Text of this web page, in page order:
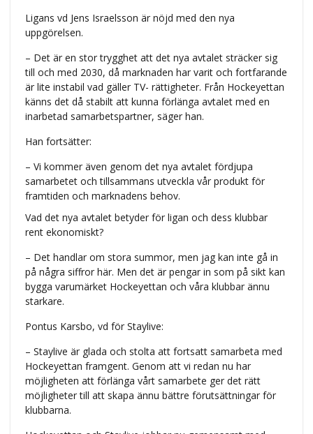
Ligans vd Jens Israelsson är nöjd med den nya
uppgörelsen.
– Det är en stor trygghet att det nya avtalet sträcker sig
till och med 2030, då marknaden har varit och fortfarande
är lite instabil vad gäller TV- rättigheter. Från Hockeyettan
känns det då stabilt att kunna förlänga avtalet med en
inarbetad samarbetspartner, säger han.
Han fortsätter:
– Vi kommer även genom det nya avtalet fördjupa
samarbetet och tillsammans utveckla vår produkt för
framtiden och marknadens behov.
Vad det nya avtalet betyder för ligan och dess klubbar
rent ekonomiskt?
– Det handlar om stora summor, men jag kan inte gå in
på några siffror här. Men det är pengar in som på sikt kan
bygga varumärket Hockeyettan och våra klubbar ännu
starkare.
Pontus Karsbo, vd för Staylive:
– Staylive är glada och stolta att fortsatt samarbeta med
Hockeyettan framgent. Genom att vi redan nu har
möjligheten att förlänga vårt samarbete ger det rätt
möjligheter till att skapa ännu bättre förutsättningar för
klubbarna.